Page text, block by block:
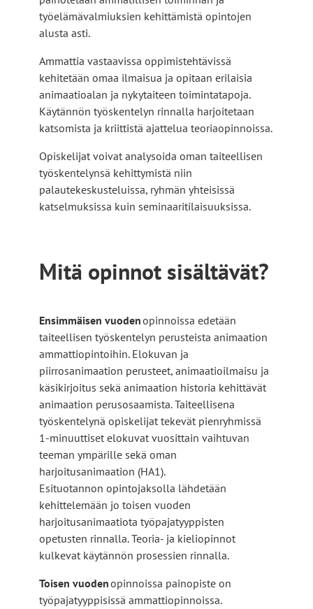
työelämävalmiuksien kehittämistä opintojen
alusta asti.
Ammattia vastaavissa oppimistehtävissä
kehitetään omaa ilmaisua ja opitaan erilaisia
animaatioalan ja nykytaiteen toimintatapoja.
Käytännön työskentelyn rinnalla harjoitetaan
katsomista ja kriittistä ajattelua teoriaopinnoissa.
Opiskelijat voivat analysoida oman taiteellisen
työskentelynsä kehittymistä niin
palautekeskusteluissa, ryhmän yhteisissä
katselmuksissa kuin seminaaritilaisuuksissa.
Mitä opinnot sisältävät?
Ensimmäisen vuodenopinnoissa edetään
taiteellisen työskentelyn perusteista animaation
ammattiopintoihin. Elokuvan ja
piirrosanimaation perusteet, animaatioilmaisu ja
käsikirjoitus sekä animaation historia kehittävät
animaation perusosaamista. Taiteellisena
työskentelynä opiskelijat tekevät pienryhmissä
1-minuuttiset elokuvat vuosittain vaihtuvan
teeman ympärille sekä oman
harjoitusanimaation (HA1).
Esituotannon opintojaksolla lähdetään
kehittelemään jo toisen vuoden
harjoitusanimaatiota työpajatyyppisten
opetusten rinnalla. Teoria- ja kieliopinnot
kulkevat käytännön prosessien rinnalla.
Toisen vuodenopinnoissa painopiste on
työpajatyyppisissä ammattiopinnoissa.